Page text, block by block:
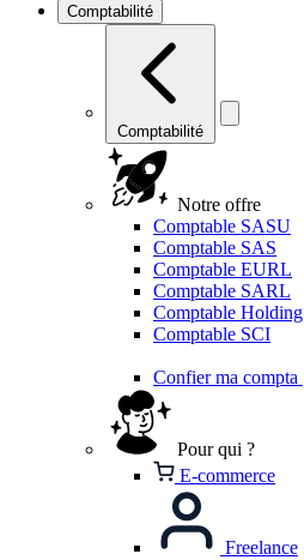
Comptabilité
Comptabilité
Notre offre
Comptable SASU
Comptable SAS
Comptable EURL
Comptable SARL
Comptable Holding
Comptable SCI
Confier ma compta
Pour qui ?
E-commerce
Freelance